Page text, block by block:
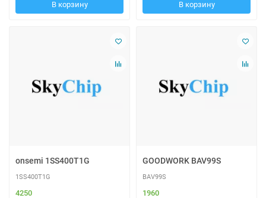
В корзину В корзину
onsemi 1SS400T1G
1SS400T1G
4250
GOODWORK BAV99S
BAV99S
1960